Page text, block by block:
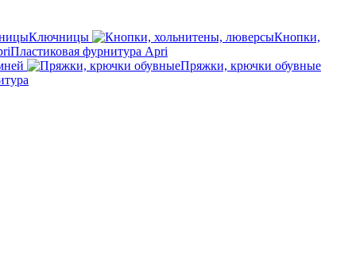
Ключницы
Кнопки,
Пластиковая фурнитура Apri
Пряжки, крючки обувные